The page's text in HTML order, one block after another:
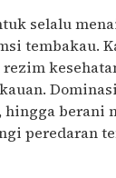
selalu
tembakau.
berani
peredaran